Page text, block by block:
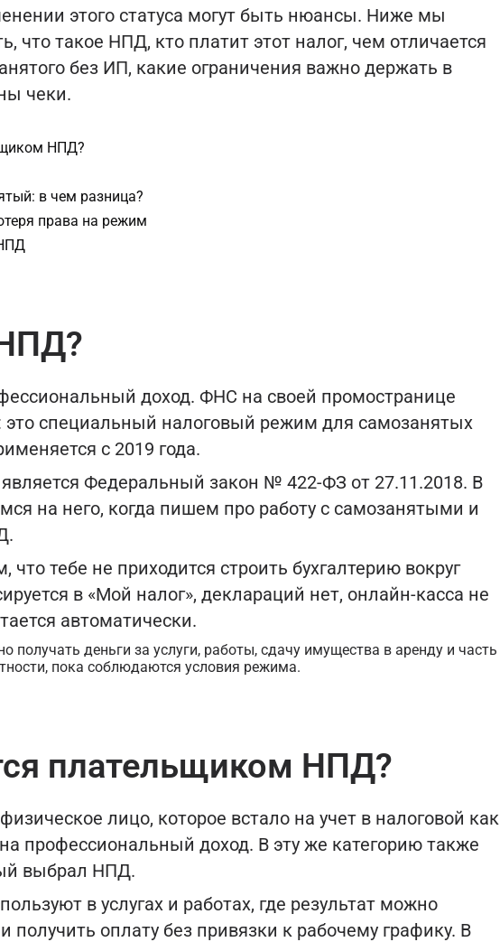
этого статуса могут быть нюансы. Ниже мы
что такое НПД, кто платит этот налог, чем отличается
без ИП, какие ограничения важно держать в
чеки.
НПД?
в чем разница?
права на режим
доход. ФНС на своей промостранице
это специальный налоговый режим для самозанятых
с 2019 года.
Федеральный закон № 422-ФЗ от 27.11.2018. В
на него, когда пишем про работу с самозанятыми и
тебе не приходится строить бухгалтерию вокруг
в «Мой налог», деклараций нет, онлайн-касса не
автоматически.
получать деньги за услуги, работы, сдачу имущества в аренду и часть
пока соблюдаются условия режима.
плательщиком НПД?
лицо, которое встало на учет в налоговой как
профессиональный доход. В эту же категорию также
выбрал НПД.
в услугах и работах, где результат можно
получить оплату без привязки к рабочему графику. В